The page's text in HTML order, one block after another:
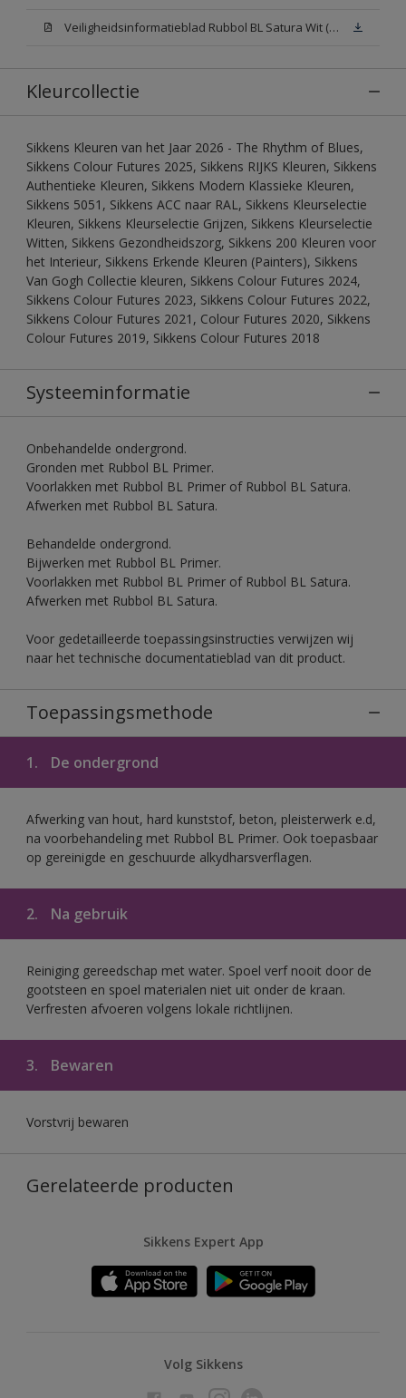
Veiligheidsinformatieblad Rubbol BL Satura Wit (MSDS)
Kleurcollectie
Sikkens Kleuren van het Jaar 2026 - The Rhythm of Blues,
Sikkens Colour Futures 2025, Sikkens RIJKS Kleuren, Sikkens
Authentieke Kleuren, Sikkens Modern Klassieke Kleuren,
Sikkens 5051, Sikkens ACC naar RAL, Sikkens Kleurselectie
Kleuren, Sikkens Kleurselectie Grijzen, Sikkens Kleurselectie
Witten, Sikkens Gezondheidszorg, Sikkens 200 Kleuren voor
het Interieur, Sikkens Erkende Kleuren (Painters), Sikkens
Van Gogh Collectie kleuren, Sikkens Colour Futures 2024,
Sikkens Colour Futures 2023, Sikkens Colour Futures 2022,
Sikkens Colour Futures 2021, Colour Futures 2020, Sikkens
Colour Futures 2019, Sikkens Colour Futures 2018
Systeeminformatie
Onbehandelde ondergrond.
Gronden met Rubbol BL Primer.
Voorlakken met Rubbol BL Primer of Rubbol BL Satura.
Afwerken met Rubbol BL Satura.
Behandelde ondergrond.
Bijwerken met Rubbol BL Primer.
Voorlakken met Rubbol BL Primer of Rubbol BL Satura.
Afwerken met Rubbol BL Satura.
Voor gedetailleerde toepassingsinstructies verwijzen wij
naar het technische documentatieblad van dit product.
Toepassingsmethode
1. De ondergrond
Afwerking van hout, hard kunststof, beton, pleisterwerk e.d,
na voorbehandeling met Rubbol BL Primer. Ook toepasbaar
op gereinigde en geschuurde alkydharsverflagen.
2. Na gebruik
Reiniging gereedschap met water. Spoel verf nooit door de
gootsteen en spoel materialen niet uit onder de kraan.
Verfresten afvoeren volgens lokale richtlijnen.
3. Bewaren
Vorstvrij bewaren
Gerelateerde producten
Sikkens Expert App
Volg Sikkens